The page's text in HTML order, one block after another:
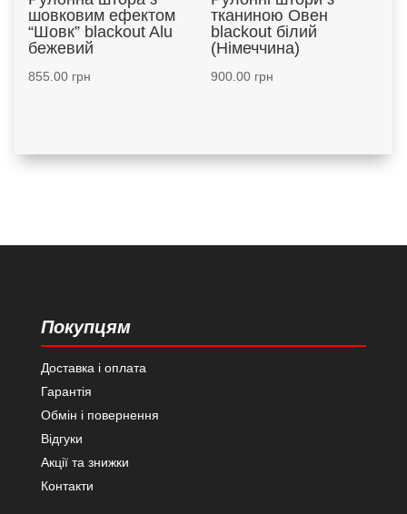
шовковим ефектом
“Шовк” blackout Alu
бежевий
855.00грн
тканиною Овен
blackout білий
(Німеччина)
900.00грн
Покупцям
Доставка і оплата
Гарантія
Обмін і повернення
Відгуки
Акції та знижки
Контакти